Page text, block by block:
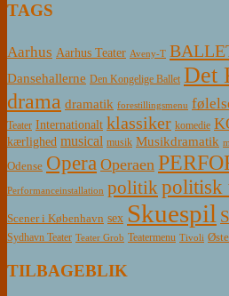
TAGS
Aarhus Aarhus Teater Aveny-T
Dansehallerne Den Kongelige Ballet Det
drama dramatik forestillingsmenu
Teater Internationalt klassiker komedie
kærlighed musical musik Musikdramatik
Odense Opera Operaen
Performanceinstallation politikpolitisk
Scener i København sex Skuespil
Sydhavn Teater Teater Grob Teatermenu Tivoli
TILBAGEBLIK